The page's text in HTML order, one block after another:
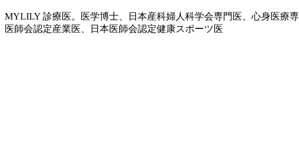
MYLILY 診療医。医学博士、日本産科婦人科学会専門医、心身医療
医師会認定産業医、日本医師会認定健康スポーツ医